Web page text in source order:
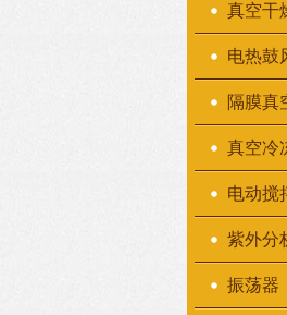
真空干
电热鼓
隔膜真
真空冷
电动搅
紫外分
振荡器